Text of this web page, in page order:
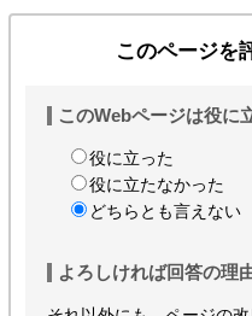
このページを
このWebページは役に
役に立った
役に立たなかった
どちらとも言えない
よろしければ回答の理